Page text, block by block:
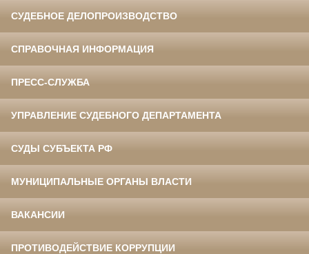
СУДЕБНОЕ ДЕЛОПРОИЗВОДСТВО
СПРАВОЧНАЯ ИНФОРМАЦИЯ
ПРЕСС-СЛУЖБА
УПРАВЛЕНИЕ СУДЕБНОГО ДЕПАРТАМЕНТА
СУДЫ СУБЪЕКТА РФ
МУНИЦИПАЛЬНЫЕ ОРГАНЫ ВЛАСТИ
ВАКАНСИИ
ПРОТИВОДЕЙСТВИЕ КОРРУПЦИИ